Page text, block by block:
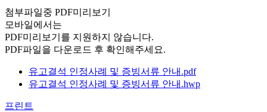
첨부파일중 PDF미리보기
모바일에서는
PDF미리보기를 지원하지 않습니다.
PDF파일을 다운로드 후 확인해주세요.
유고결석 인정사례 및 증빙서류 안내.pdf
유고결석 인정사례 및 증빙서류 안내.hwp
프린트